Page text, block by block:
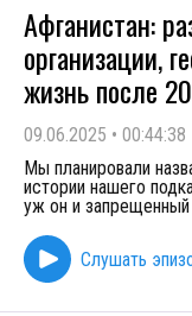
Афганистан:
организации,
жизнь после
09.06.2025 • 00:44:38
Мы планировали
истории нашего
уж он и запрещенный
Слушать